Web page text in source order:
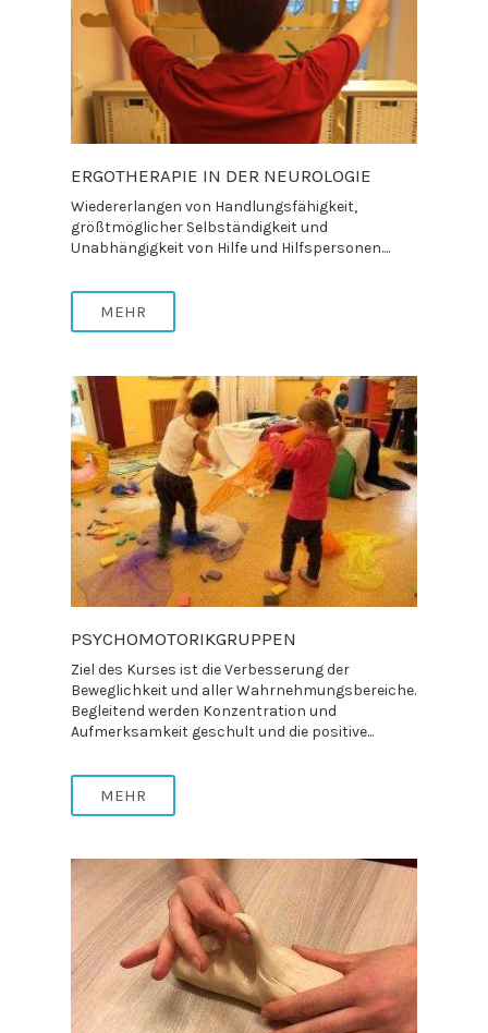
ERGOTHERAPIE IN DER NEUROLOGIE
Wiedererlangen von Handlungsfähigkeit,
größtmöglicher Selbständigkeit und
Unabhängigkeit von Hilfe und Hilfspersonen....
MEHR
PSYCHOMOTORIKGRUPPEN
Ziel des Kurses ist die Verbesserung der
Beweglichkeit und aller Wahrnehmungsbereiche.
Begleitend werden Konzentration und
Aufmerksamkeit geschult und die positive...
MEHR